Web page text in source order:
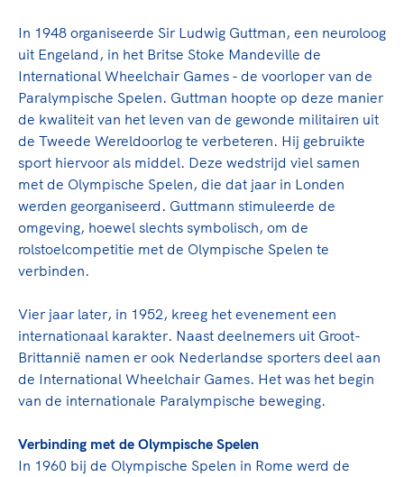
Geven aan Sport
Sportonderzoek
Sportakkoord II
Game Changer
TeamNL kids
Olympische geschiedenis
Nieuwspagina
Columns
Sport gaat niet vanzelf
Officials
Veilige en integere sport
Diversiteit en inclusie
Gezonde sportomgeving
Duurzaamheid
Bekwaam sportkader
Vitale clubs en bestuurlijk kader
Clubacties
Handboek Wet- en Regelgeving
Opleidingen en trainingen
High5 Stappenplan
Ruimte voor sport
Paralympische Talentdag
TeamNL Academie Kalender
Kennisaanbod TeamNL Experts
TeamNL Sport Science Centre
Olympische Spelen LA28
Paralympische Spelen LA28
Topsportbeleid
Topsportfinanciering
Top teamsportcompetities
Pers
In 1948 organiseerde Sir Ludwig Guttman, een neuroloog
uit Engeland, in het Britse Stoke Mandeville de
International Wheelchair Games - de voorloper van de
Paralympische Spelen. Guttman hoopte op deze manier
de kwaliteit van het leven van de gewonde militairen uit
de Tweede Wereldoorlog te verbeteren. Hij gebruikte
sport hiervoor als middel. Deze wedstrijd viel samen
met de Olympische Spelen, die dat jaar in Londen
werden georganiseerd. Guttmann stimuleerde de
omgeving, hoewel slechts symbolisch, om de
rolstoelcompetitie met de Olympische Spelen te
verbinden.
Vier jaar later, in 1952, kreeg het evenement een
internationaal karakter. Naast deelnemers uit Groot-
Brittannië namen er ook Nederlandse sporters deel aan
de International Wheelchair Games. Het was het begin
van de internationale Paralympische beweging.
Verbinding met de Olympische Spelen
In 1960 bij de Olympische Spelen in Rome werd de